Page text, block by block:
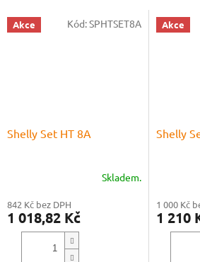
Akce
Shelly Set HT 8A
Skladem.
842 Kč bez DPH
1 018,82 Kč
Kód:SPHTSET8A Akce
Shelly
1 000 Kč
1 210